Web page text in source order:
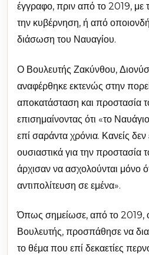
έγγραφο, πριν από το 2019, με
την κυβέρνηση, ή από
διάσωση του Ναυαγίου.
Ο Βουλευτής Ζακύνθου,
αναφέρθηκε εκτενώς στην
αποκατάσταση και προστασία
επισημαίνοντας ότι «το
επί σαράντα χρόνια. Κανείς
ουσιαστικά για την προστασία
άρχισαν να ασχολούνται μόνο
αντιπολίτευση σε εμένα».
Όπως σημείωσε, από το 2019,
Βουλευτής, προσπάθησε να
το θέμα που επί δεκαετίες